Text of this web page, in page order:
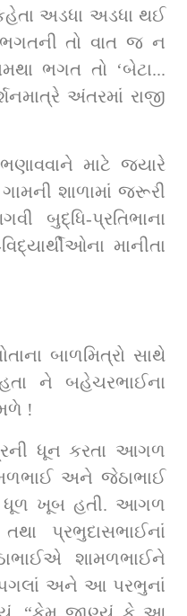
અડધા અડધા થઈ
તો વાત જ ન
ભગત તો ‘બેટા...
અંતરમાં રાજી
માટે જ્યારે
શાળામાં જરૂરી
બુદ્ધિ-પ્રતિભાના
માનીતા
બાળમિત્રો સાથે
ને બહેચરભાઈના
!
ધૂન કરતા આગળ
અને જેઠાભાઈ
ધૂળ ખૂબ હતી. આગળ
પ્રભુદાસભાઈનાં
શામળભાઈને
અને આ પરભુનાં